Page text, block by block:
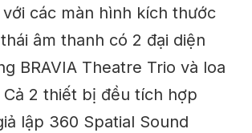
các màn hình kích thước
âm thanh có 2 đại diện
BRAVIA Theatre Trio và loa
Cả 2 thiết bị đều tích hợp
lập 360 Spatial Sound